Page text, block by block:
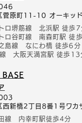
菅原町11-10 オーキッ
ロ堺筋線 北浜駅 徒歩7
ロ谷町線 南森町駅 徒
島線 なにわ橋 徒歩6分
線 大阪天満宮駅 徒歩13
西新橋2丁目8番1号ワカ
線 内幸町駅徒歩4分